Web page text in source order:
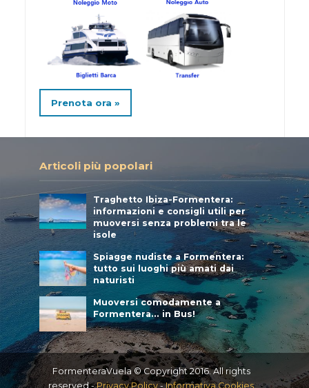
Prenota ora »
Articoli più popolari
Traghetto Ibiza-Formentera:
informazioni e consigli utili per
muoversi senza problemi tra le
isole
Spiagge nudiste a Formentera:
tutto sui luoghi più amati dai
naturisti
Muoversi comodamente a
Formentera… in Bus!
FormenteraVuela © Copyright 2016. All rights
reserved -Privacy Policy-Informativa Cookies